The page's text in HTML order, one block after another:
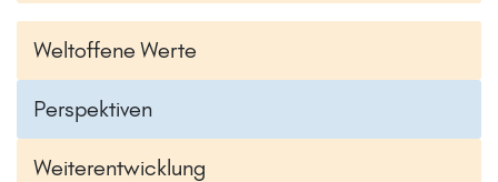
Weltoffene Werte
Perspektiven
Weiterentwicklung